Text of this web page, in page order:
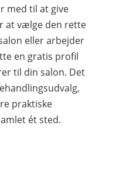
med til at give
at vælge den rette
eller arbejder
en gratis profil
til din salon. Det
praktiske
ét sted.